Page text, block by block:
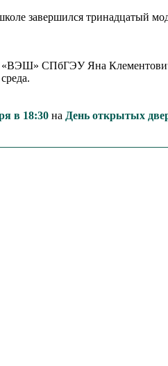
завершился тринадцатый
СПбГЭУ Яна
в 18:30 на День открытых